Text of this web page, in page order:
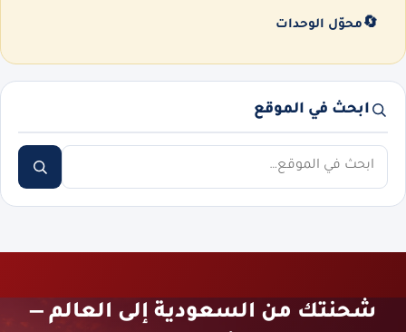
🔄 محوّل الوحدات
ابحث في الموقع
ابحث
شحنتك من السعودية إلى العالم —